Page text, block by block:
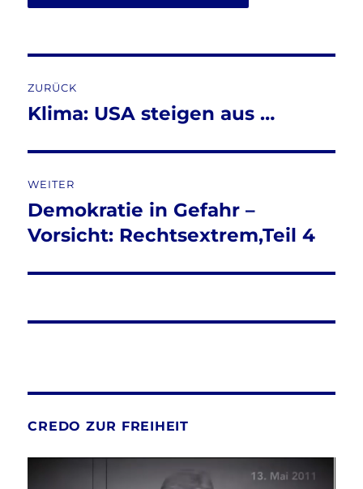
ZURÜCK
Vorheriger
Klima: USA steigen aus …
WEITER
Nächster
Beitrag:
Demokratie in Gefahr –
Vorsicht: Rechtsextrem,Teil 4
CREDO ZUR FREIHEIT